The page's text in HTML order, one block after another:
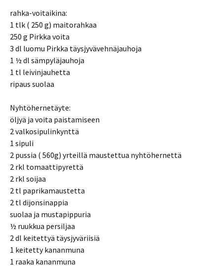
rahka-voitaikina:
1 tlk ( 250 g) maitorahkaa
250 g Pirkka voita
3 dl luomu Pirkka täysjyvävehnäjauhoja
1 ½ dl sämpyläjauhoja
1 tl leivinjauhetta
ripaus suolaa
Nyhtöhernetäyte:
öljyä ja voita paistamiseen
2 valkosipulinkynttä
1 sipuli
2 pussia ( 560g) yrteillä maustettua nyhtöhernettä
2 rkl tomaattipyrettä
2 rkl soijaa
2 tl paprikamaustetta
2 tl dijonsinappia
suolaa ja mustapippuria
½ ruukkua persiljaa
2 dl keitettyä täysjyväriisiä
1 keitetty kananmuna
1 raaka kananmuna